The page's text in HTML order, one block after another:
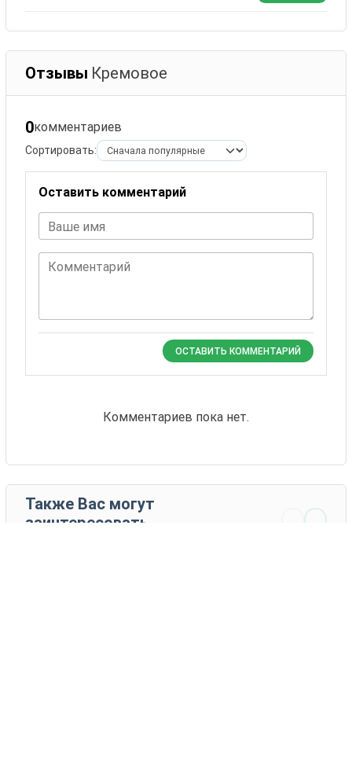
Отзывы Кремовое
0комментариев
Сортировать:
Оставить комментарий
Ваше имя
Комментарий
ОСТАВИТЬ КОММЕНТАРИЙ
Комментариев пока нет.
Также Вас могут
заинтересовать